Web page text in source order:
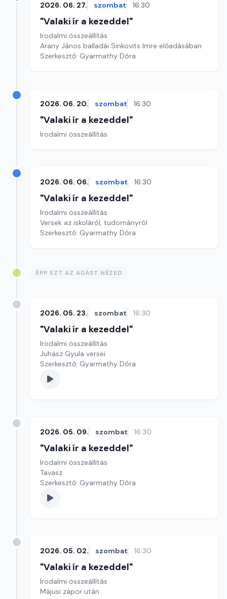
2026. 06. 27. szombat 16:30
"Valaki ír a kezeddel"
Irodalmi összeállítás
Arany János balladái Sinkovits Imre előadásában
Szerkesztő: Gyarmathy Dóra
2026. 06. 20. szombat 16:30
"Valaki ír a kezeddel"
Irodalmi összeállítás
2026. 06. 06. szombat 16:30
"Valaki ír a kezeddel"
Irodalmi összeállítás
Versek az iskoláról, tudományról
Szerkesztő: Gyarmathy Dóra
ÉPP EZT AZ ADÁST NÉZED
2026. 05. 23. szombat 16:30
"Valaki ír a kezeddel"
Irodalmi összeállítás
Juhász Gyula versei
Szerkesztő: Gyarmathy Dóra
2026. 05. 09. szombat 16:30
"Valaki ír a kezeddel"
Irodalmi összeállítás
Tavasz
Szerkesztő: Gyarmathy Dóra
2026. 05. 02. szombat 16:30
"Valaki ír a kezeddel"
Irodalmi összeállítás
Májusi zápor után